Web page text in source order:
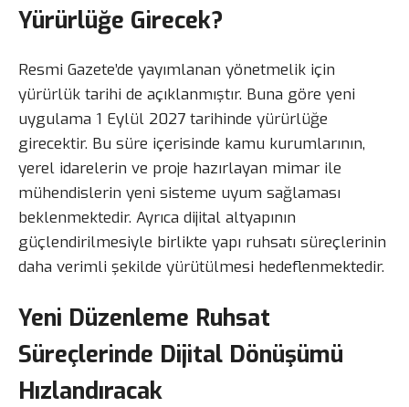
Yürürlüğe Girecek?
Resmi Gazete’de yayımlanan yönetmelik için
yürürlük tarihi de açıklanmıştır. Buna göre yeni
uygulama 1 Eylül 2027 tarihinde yürürlüğe
girecektir. Bu süre içerisinde kamu kurumlarının,
yerel idarelerin ve proje hazırlayan mimar ile
mühendislerin yeni sisteme uyum sağlaması
beklenmektedir. Ayrıca dijital altyapının
güçlendirilmesiyle birlikte yapı ruhsatı süreçlerinin
daha verimli şekilde yürütülmesi hedeflenmektedir.
Yeni Düzenleme Ruhsat
Süreçlerinde Dijital Dönüşümü
Hızlandıracak